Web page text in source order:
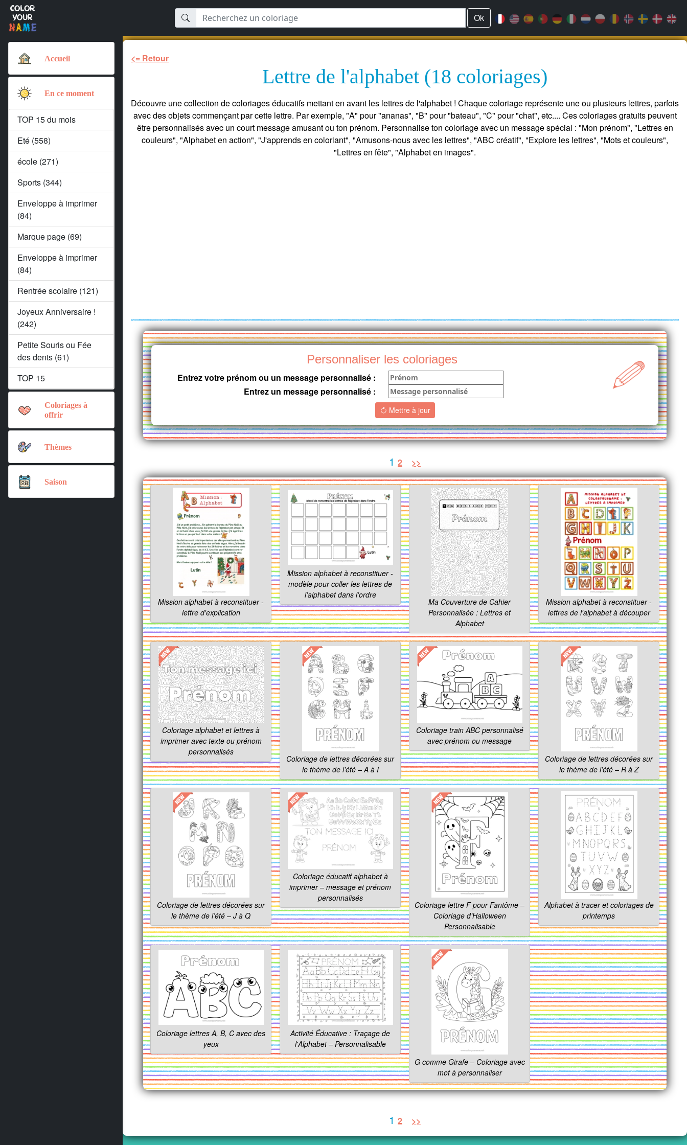
Accueil
En ce moment
TOP 15 du mois
Eté (558)
école (271)
Sports (344)
Enveloppe à imprimer
(84)
Marque page (69)
Enveloppe à imprimer
(84)
Rentrée scolaire (121)
Joyeux Anniversaire !
(242)
Petite Souris ou Fée
des dents (61)
TOP 15
Coloriages à
offrir
Thèmes
Saison
Ok
<= Retour
Lettre de l'alphabet (18 coloriages)
Découvre une collection de coloriages éducatifs mettant en avant les lettres de l'alphabet ! Chaque coloriage représente une ou plusieurs lettres, parfois
avec des objets commençant par cette lettre. Par exemple, "A" pour "ananas", "B" pour "bateau", "C" pour "chat", etc.... Ces coloriages gratuits peuvent
être personnalisés avec un court message amusant ou ton prénom. Personnalise ton coloriage avec un message spécial : "Mon prénom", "Lettres en
couleurs", "Alphabet en action", "J'apprends en coloriant", "Amusons-nous avec les lettres", "ABC créatif", "Explore les lettres", "Mots et couleurs",
"Lettres en fête", "Alphabet en images".
Personnaliser les coloriages
Entrez votre prénom ou un message personnalisé :
Entrez un message personnalisé :
Mettre à jour
1 2 >>
Mission alphabet à reconstituer -
lettre d'explication
Mission alphabet à reconstituer -
modèle pour coller les lettres de
l'alphabet dans l'ordre
Ma Couverture de Cahier
Personnalisée : Lettres et
Alphabet
Mission alphabet à reconstituer -
lettres de l'alphabet à découper
Coloriage alphabet et lettres à
imprimer avec texte ou prénom
personnalisés
Coloriage de lettres décorées sur
le thème de l’été – A à I
Coloriage train ABC personnalisé
avec prénom ou message
Coloriage de lettres décorées sur
le thème de l’été – R à Z
Coloriage de lettres décorées sur
le thème de l’été – J à Q
Coloriage éducatif alphabet à
imprimer – message et prénom
personnalisés
Coloriage lettre F pour Fantôme –
Coloriage d’Halloween
Personnalisable
Alphabet à tracer et coloriages de
printemps
Coloriage lettres A, B, C avec des
yeux
Activité Éducative : Traçage de
l'Alphabet – Personnalisable
G comme Girafe – Coloriage avec
mot à personnaliser
1 2 >>